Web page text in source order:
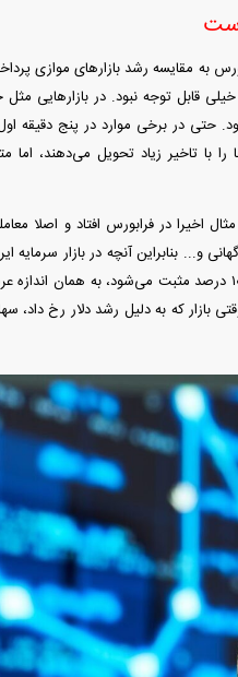
رشد کوتاه مدت بورس به مقایسه رشد بازار‌های
قابل توجه نبود. در بازار‌هایی
در برخی موارد در پنج دقیقه
تاخیر زیاد تحویل می‌دهند، اما
اخیرا در فرابورس افتاد و اصلا
۱۵ درصدی است که سریع هم از دست می‌رود،. یعنی وقتی بازار ۱۰ درصد
که به دلیل رشد دلار رخ داد،